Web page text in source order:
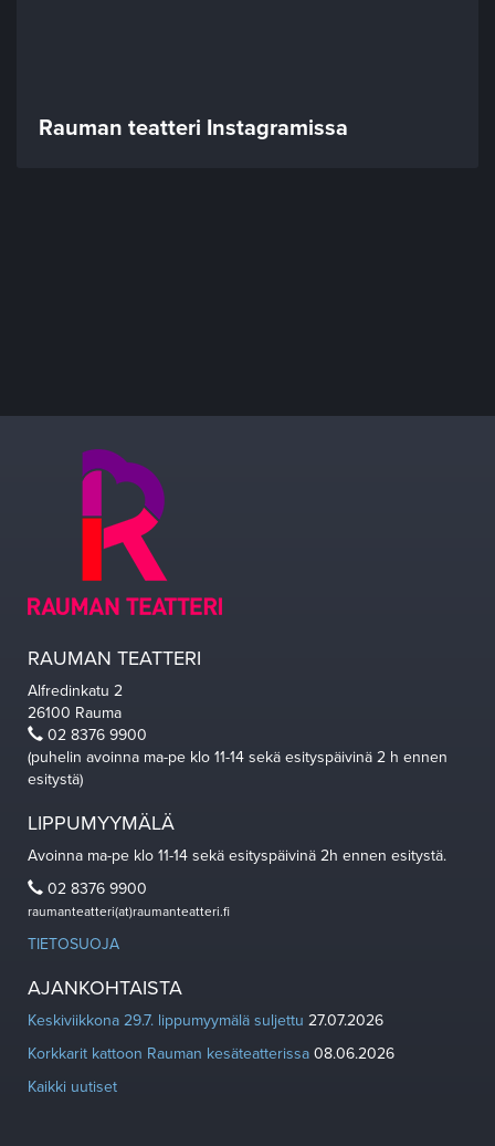
Rauman teatteri Instagramissa
RAUMAN TEATTERI
Alfredinkatu 2
26100 Rauma
02 8376 9900
(puhelin avoinna ma-pe klo 11-14 sekä esityspäivinä 2 h ennen
esitystä)
LIPPUMYYMÄLÄ
Avoinna ma-pe klo 11-14 sekä esityspäivinä 2h ennen esitystä.
02 8376 9900
raumanteatteri(at)raumanteatteri.fi
TIETOSUOJA
AJANKOHTAISTA
Keskiviikkona 29.7. lippumyymälä suljettu 27.07.2026
Korkkarit kattoon Rauman kesäteatterissa 08.06.2026
Kaikki uutiset